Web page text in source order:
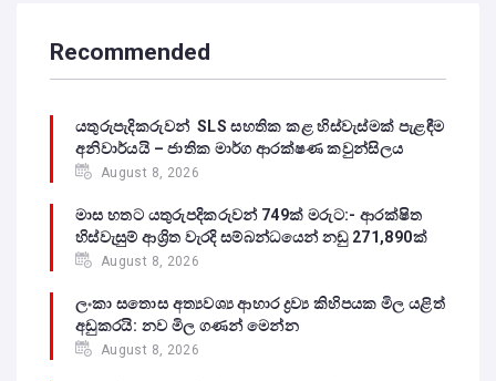
Recommended
යතුරුපැදිකරුවන් SLS සහතික කළ හිස්වැස්මක් පැළඳීම
අනිවාර්යයි – ජාතික මාර්ග ආරක්ෂණ කවුන්සිලය
August 8, 2026
මාස හතට යතුරුපදිකරුවන් 749ක් මරුට:- ආරක්ෂිත
හිස්වැසුම් ආශ්‍රිත වැරදි සම්බන්ධයෙන් නඩු 271,890ක්
August 8, 2026
ලංකා සතොස අත්‍යවශ්‍ය ආහාර ද්‍රව්‍ය කිහිපයක මිල යළිත්
අඩුකරයි: නව මිල ගණන් මෙන්න
August 8, 2026